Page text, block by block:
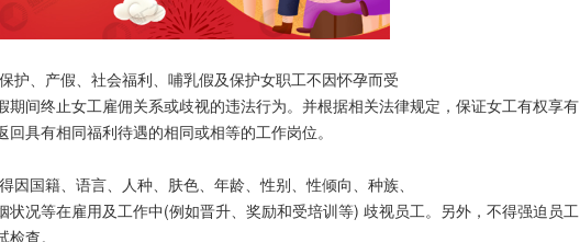
、产假、社会福利、哺乳假及保护女职工不因怀孕而受
间终止女工雇佣关系或歧视的违法行为。并根据相关法律规定，保证女工有权享有
具有相同福利待遇的相同或相等的工作岗位。
国籍、语言、人种、肤色、年龄、性别、性倾向、种族、
况等在雇用及工作中(例如晋升、奖励和受培训等) 歧视员工。另外，不得强迫员工
查。